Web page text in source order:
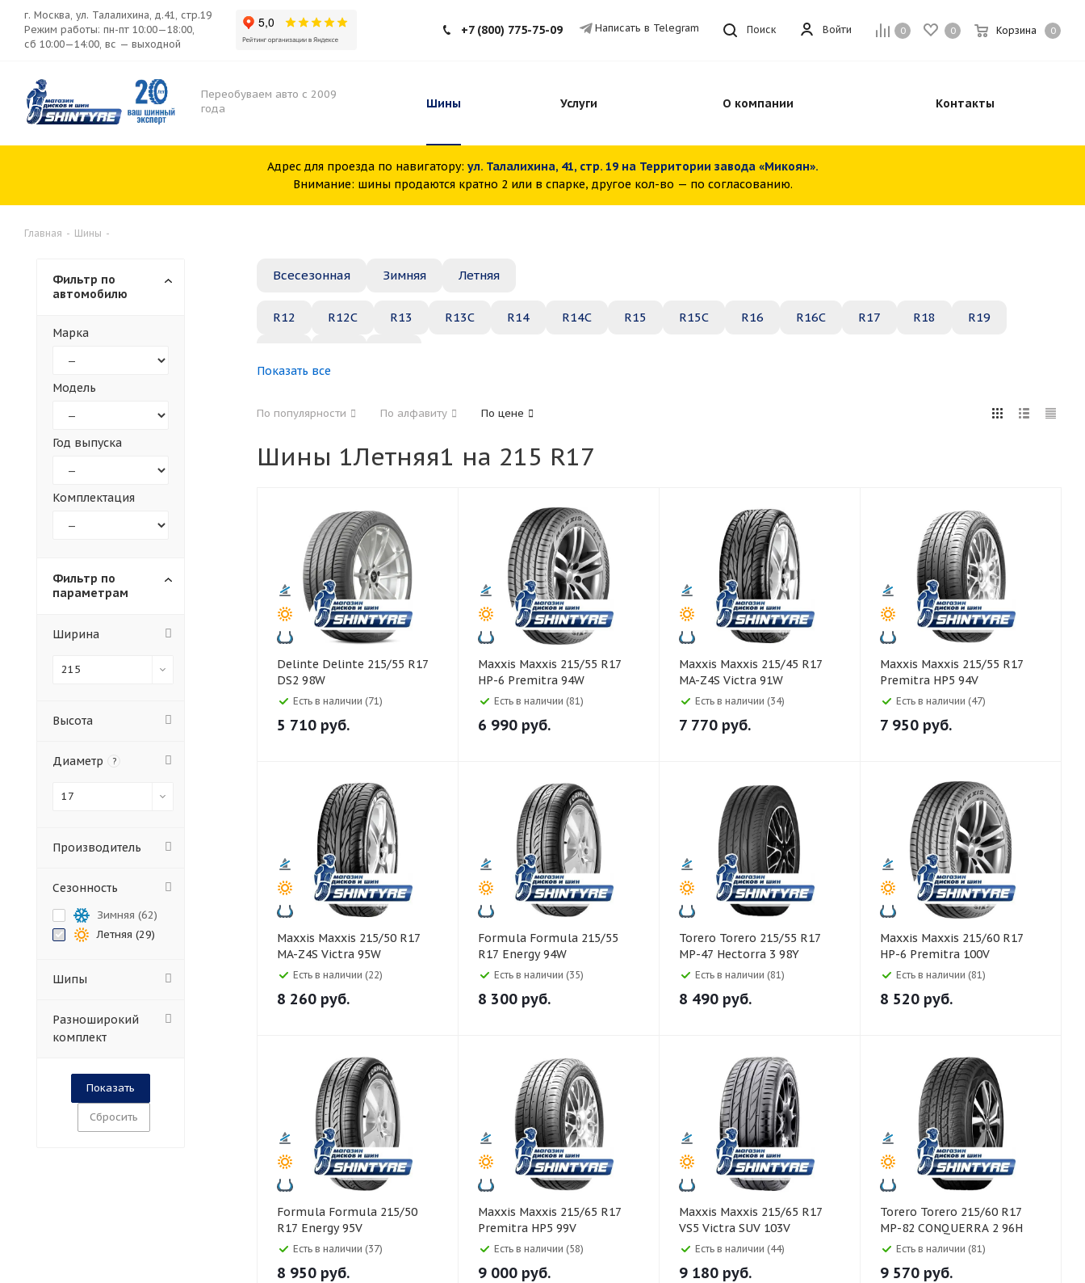
0 0 Корзина 0
Войти
г. Москва, ул. Талалихина, д.41, стр.19
Режим работы: пн-пт 10:00—18:00,
сб 10:00—14:00, вс — выходной
Поиск
+7 (800) 775-75-09 Написать в Telegram
Переобуваем авто с 2009
года
Шины Услуги О компании Контакты
Адрес для проезда по навигатору: ул. Талалихина, 41, стр. 19 на Территории завода «Микоян».
Внимание: шины продаются кратно 2 или в спарке, другое кол-во — по согласованию.
Главная - Шины -
Всесезонная Зимняя Летняя
R12 R12C R13 R13C R14 R14C R15 R15C R16 R16C R17 R18 R19
30 35 40 45 45 50 55
Показать все
По популярности По алфавиту По цене
Шины 1Летняя1 на 215 R17
Delinte Delinte 215/55 R17
DS2 98W
Есть в наличии (71)
5 710 руб.
Maxxis Maxxis 215/55 R17
HP-6 Premitra 94W
Есть в наличии (81)
6 990 руб.
Maxxis Maxxis 215/45 R17
MA-Z4S Victra 91W
Есть в наличии (34)
7 770 руб.
Maxxis Maxxis 215/55 R17
Premitra HP5 94V
Есть в наличии (47)
7 950 руб.
Maxxis Maxxis 215/50 R17
MA-Z4S Victra 95W
Есть в наличии (22)
8 260 руб.
Formula Formula 215/55
R17 Energy 94W
Есть в наличии (35)
8 300 руб.
Torero Torero 215/55 R17
MP-47 Hectorra 3 98Y
Есть в наличии (81)
8 490 руб.
Maxxis Maxxis 215/60 R17
HP-6 Premitra 100V
Есть в наличии (81)
8 520 руб.
Formula Formula 215/50
R17 Energy 95V
Есть в наличии (37)
8 950 руб.
Maxxis Maxxis 215/65 R17
Premitra HP5 99V
Есть в наличии (58)
9 000 руб.
Maxxis Maxxis 215/65 R17
VS5 Victra SUV 103V
Есть в наличии (44)
9 180 руб.
Torero Torero 215/60 R17
MP-82 CONQUERRA 2 96H
Есть в наличии (81)
9 570 руб.
Фильтр по
автомобилю
Марка
Модель
Год выпуска
Комплектация
Фильтр по
параметрам
Ширина
215
Высота
Диаметр ?
17
Производитель
Сезонность
Зимняя (62)
Летняя (29)
Шипы
Разноширокий
комплект
Сбросить